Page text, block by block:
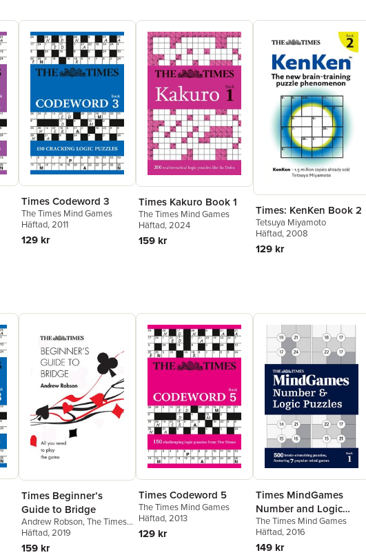
Times Codeword 3
The Times Mind Games
Häftad, 2011
129 kr
Times Kakuro Book 1
The Times Mind Games
Häftad, 2024
159 kr
Times: KenKen Book 2
Tetsuya Miyamoto
Häftad, 2008
129 kr
Times Beginner’s
Guide to Bridge
Andrew Robson,The Times
Mind Games
Häftad, 2019
159 kr
Times Codeword 5
The Times Mind Games
Häftad, 2013
129 kr
Times MindGames
Number and Logic
Puzzles Book 1
The Times Mind Games
Häftad, 2016
149 kr